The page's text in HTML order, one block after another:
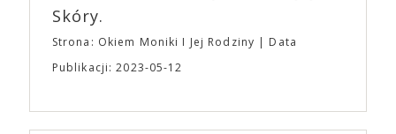
Skóry.
Strona: Okiem Moniki I Jej Rodziny
Data
Publikacji: 2023-05-12